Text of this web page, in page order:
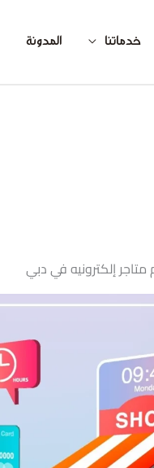
خدماتنا المدونة
إلكترونيه في دبي